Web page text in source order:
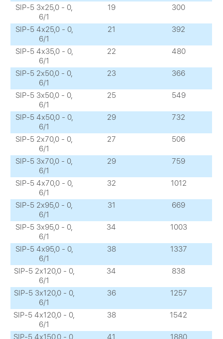
SIP-5 3х25,0 - 0,
6/1
19 300
SIP-5 4х25,0 - 0,
6/1
21 392
SIP-5 4х35,0 - 0,
6/1
22 480
SIP-5 2х50,0 - 0,
6/1
23 366
SIP-5 3х50,0 - 0,
6/1
25 549
SIP-5 4х50,0 - 0,
6/1
29 732
SIP-5 2х70,0 - 0,
6/1
27 506
SIP-5 3х70,0 - 0,
6/1
29 759
SIP-5 4х70,0 - 0,
6/1
32 1012
SIP-5 2х95,0 - 0,
6/1
31 669
SIP-5 3х95,0 - 0,
6/1
34 1003
SIP-5 4х95,0 - 0,
6/1
38 1337
SIP-5 2х120,0 - 0,
6/1
34 838
SIP-5 3х120,0 - 0,
6/1
36 1257
SIP-5 4х120,0 - 0,
6/1
38 1542
SIP-5 4х150,0 - 0, 41 1880